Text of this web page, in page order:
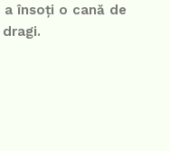
însoți o cană de